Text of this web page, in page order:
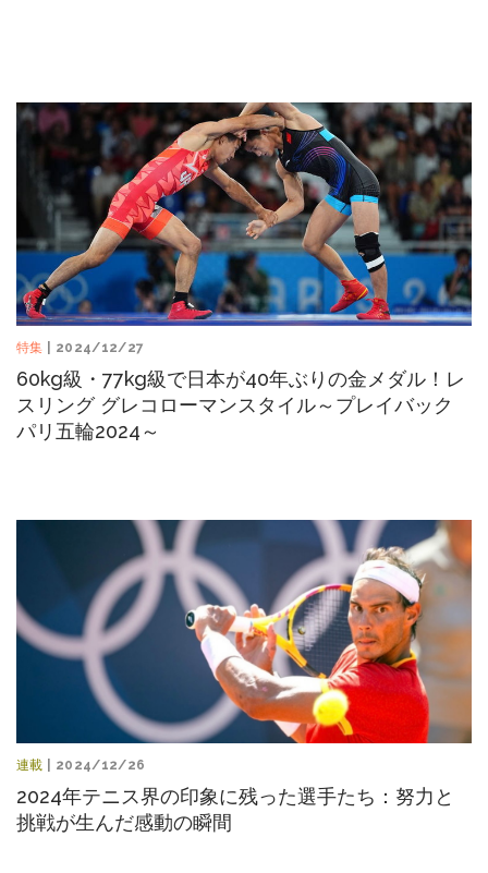
特集 | 2024/12/27
60kg級・77kg級で日本が40年ぶりの金メダル！レ
スリング グレコローマンスタイル～プレイバック
パリ五輪2024～
連載 | 2024/12/26
2024年テニス界の印象に残った選手たち：努力と
挑戦が生んだ感動の瞬間